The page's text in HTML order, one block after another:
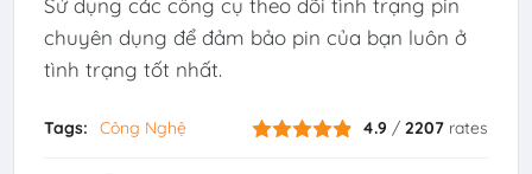
Sử dụng các công cụ theo dõi tình trạng pin
chuyên dụng để đảm bảo pin của bạn luôn ở
tình trạng tốt nhất.
Tags: Công Nghệ 4.9 /2207 rates